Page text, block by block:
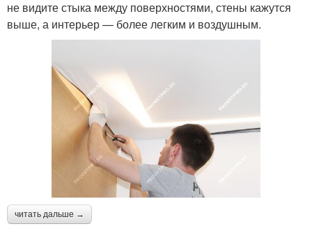
не видите стыка между поверхностями, стены кажутся
выше, а интерьер — более легким и воздушным.
читать дальше →